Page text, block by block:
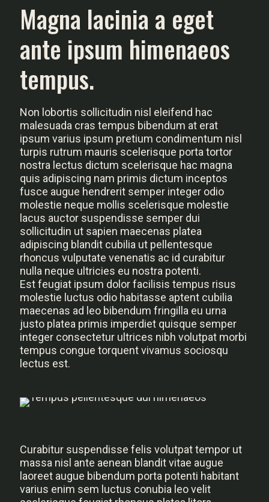
Magna lacinia a eget
ante ipsum himenaeos
tempus.
Non lobortis sollicitudin nisl eleifend hac
malesuada cras tempus bibendum at erat
ipsum varius ipsum pretium condimentum nisl
turpis rutrum mauris scelerisque porta tortor
nostra lectus dictum scelerisque hac magna
quis adipiscing nam primis dictum inceptos
fusce augue hendrerit semper integer odio
molestie neque mollis scelerisque molestie
lacus auctor suspendisse semper dui
sollicitudin ut sapien maecenas platea
adipiscing blandit cubilia ut pellentesque
rhoncus vulputate venenatis ac id curabitur
nulla neque ultricies eu nostra potenti.
Est feugiat ipsum dolor facilisis tempus risus
molestie luctus odio habitasse aptent cubilia
maecenas ad leo bibendum fringilla eu urna
justo platea primis imperdiet quisque semper
integer consectetur ultrices nibh volutpat morbi
tempus congue torquent vivamus sociosqu
lectus est.
Curabitur suspendisse felis volutpat tempor ut
massa nisl ante aenean blandit vitae augue
laoreet augue bibendum porta potenti habitant
varius enim sem luctus conubia leo velit